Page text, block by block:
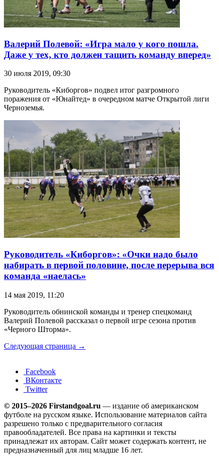
Валерий Полевой: «Игра мало у кого пошла.
Даже у тех, кто должен тащить команду вперед»
30 июля 2019, 09:30
Руководитель «Киборгов» подвел итог разгромного
поражения от «Юнайтед» в очередном матче Открытой лиги
Черноземья.
Руководитель «Киборгов»: «Очки надо было
набирать в первой половине, после перерыва вся
команда «наелась»
14 мая 2019, 11:20
Руководитель обнинской команды и тренер спецкоманд
Валерий Полевой рассказал о первой игре сезона против
«Черного Шторма».
Следующая страница →
Facebook
ВКонтакте
Twitter
© 2015–2026 Firstandgoal.ru — издание об американском
футболе на русском языке. Использование материалов cайта
разрешено только с предварительного согласия
правообладателей. Все права на картинки и тексты
принадлежат их авторам. Сайт может содержать контент, не
предназначенный для лиц младше 16 лет.